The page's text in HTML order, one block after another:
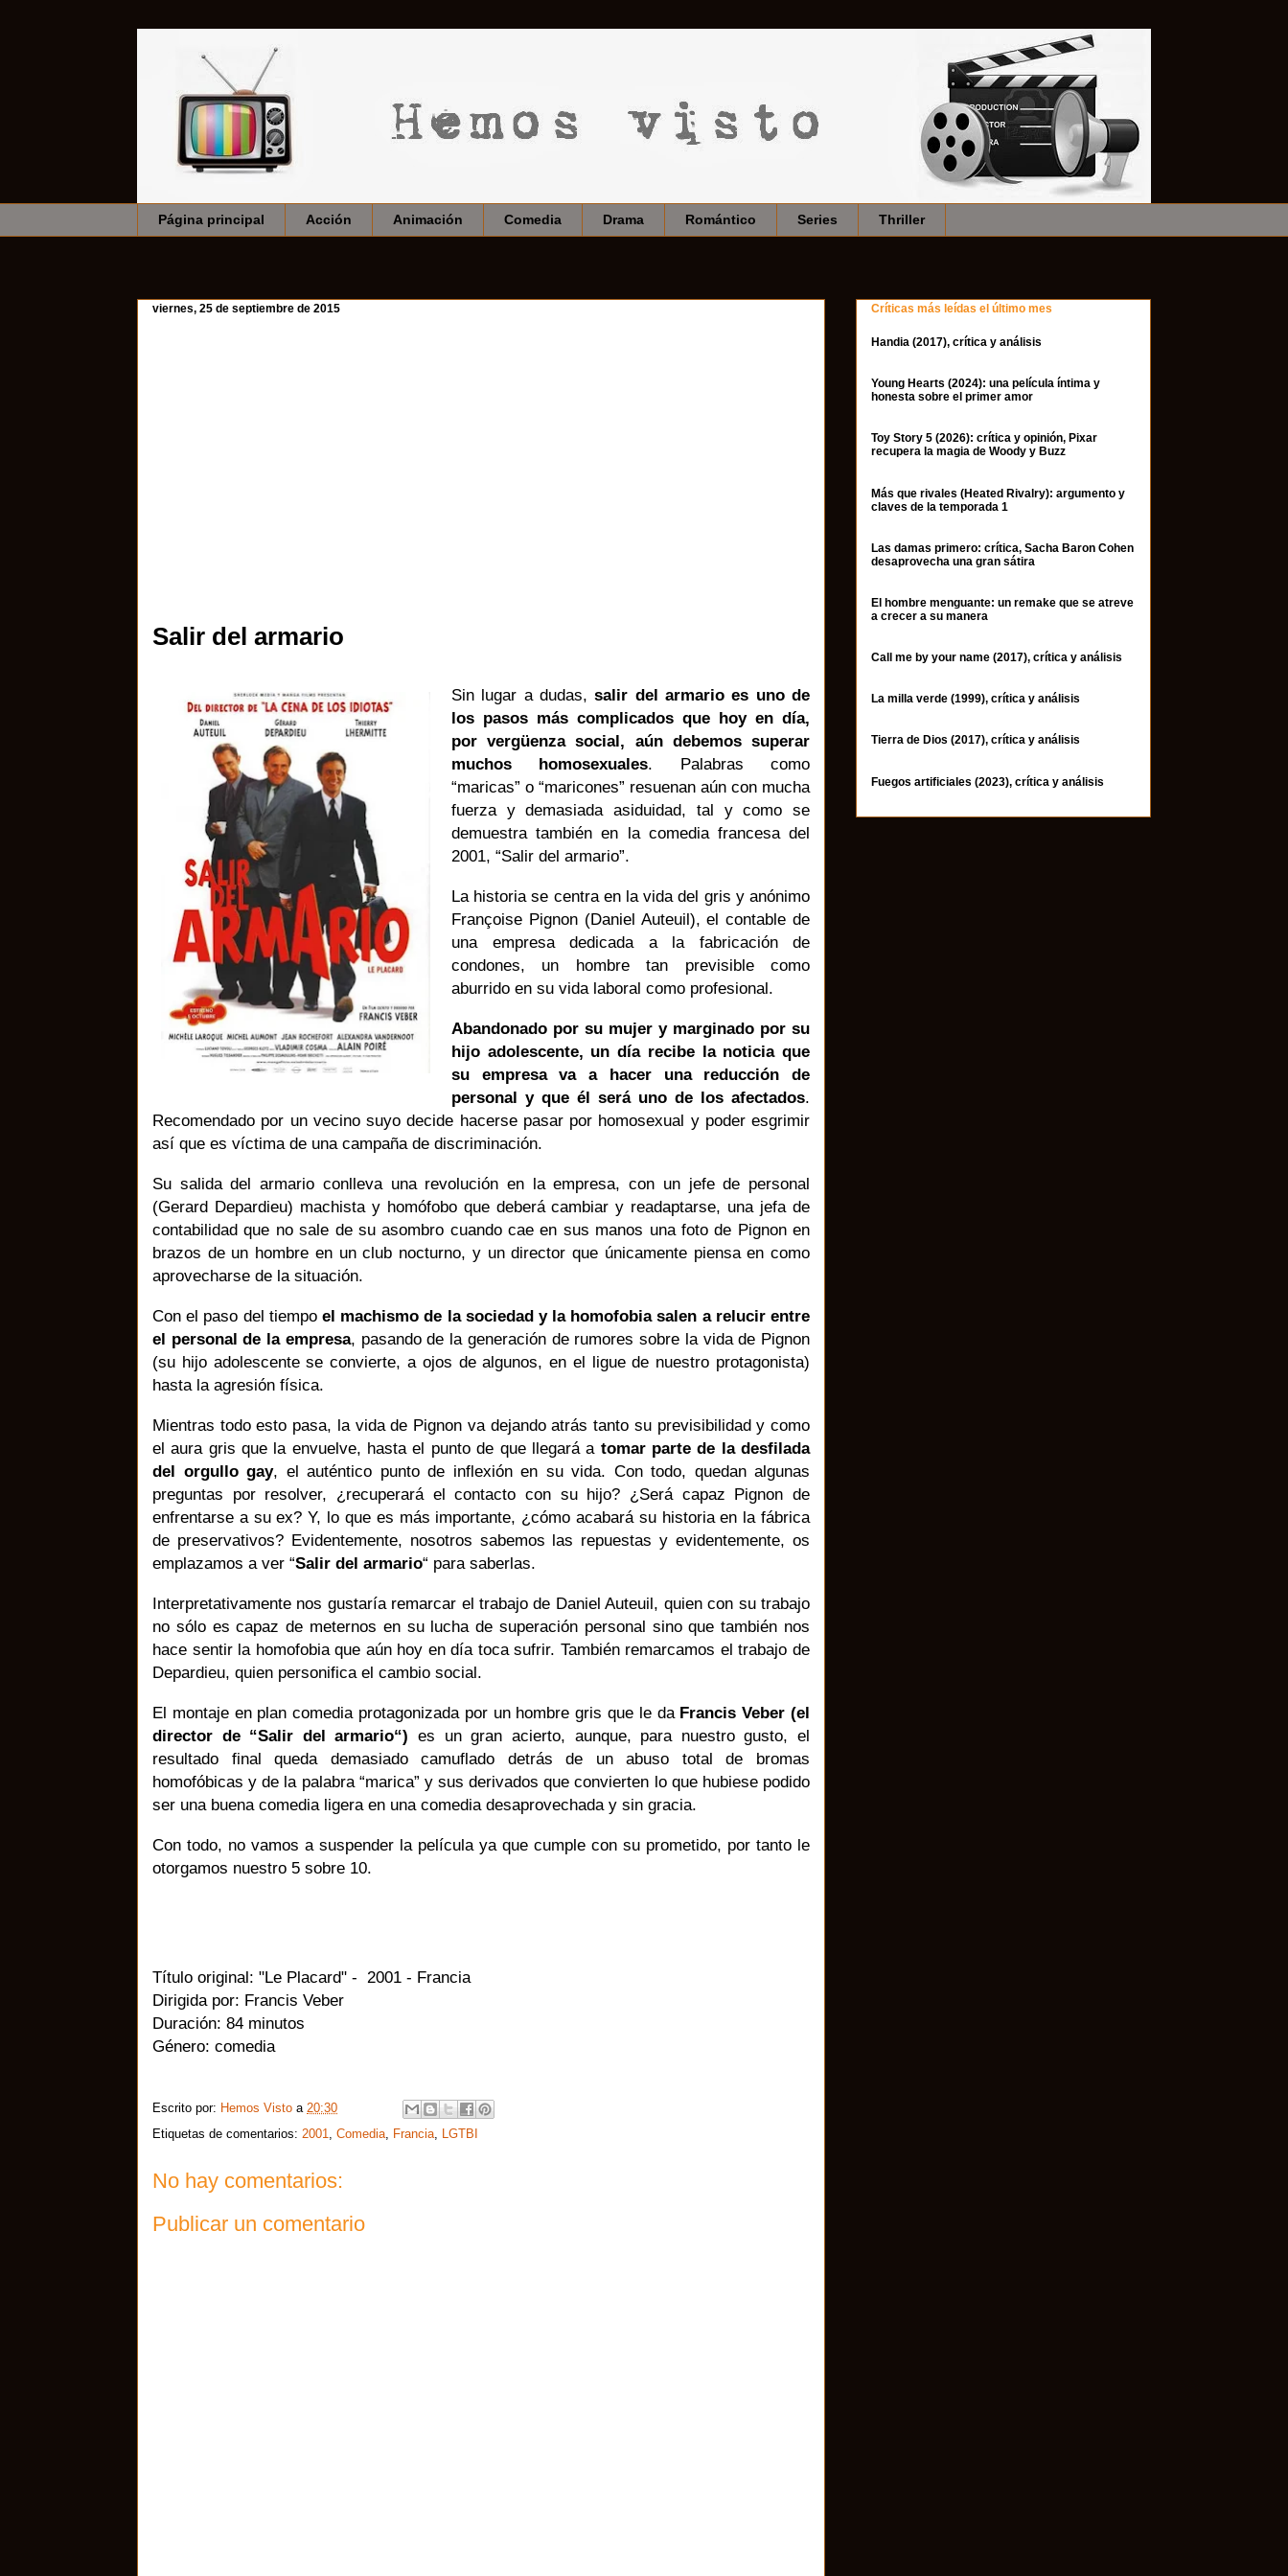
Página principal Acción Animación Comedia Drama Romántico Series Thriller
viernes, 25 de septiembre de 2015
Salir del armario
Sin lugar a dudas,salir del armario es uno de
los pasos más complicados que hoy en día,
por vergüenza social, aún debemos superar
muchos homosexuales. Palabras como
“maricas” o “maricones” resuenan aún con mucha
fuerza y demasiada asiduidad, tal y como se
demuestra también en la comedia francesa del
2001, “Salir del armario”.
La historia se centra en la vida del gris y anónimo
Françoise Pignon (Daniel Auteuil), el contable de
una empresa dedicada a la fabricación de
condones, un hombre tan previsible como
aburrido en su vida laboral como profesional.
Abandonado por su mujer y marginado por su
hijo adolescente, un día recibe la noticia que
su empresa va a hacer una reducción de
personal y que él será uno de los afectados.
Recomendado por un vecino suyo decide hacerse pasar por homosexual y poder esgrimir
así que es víctima de una campaña de discriminación.
Su salida del armario conlleva una revolución en la empresa, con un jefe de personal
(Gerard Depardieu) machista y homófobo que deberá cambiar y readaptarse, una jefa de
contabilidad que no sale de su asombro cuando cae en sus manos una foto de Pignon en
brazos de un hombre en un club nocturno, y un director que únicamente piensa en como
aprovecharse de la situación.
Con el paso del tiempo el machismo de la sociedad y la homofobia salen a relucir entre
el personal de la empresa, pasando de la generación de rumores sobre la vida de Pignon
(su hijo adolescente se convierte, a ojos de algunos, en el ligue de nuestro protagonista)
hasta la agresión física.
Mientras todo esto pasa, la vida de Pignon va dejando atrás tanto su previsibilidad y como
el aura gris que la envuelve, hasta el punto de que llegará a tomar parte de la desfilada
del orgullo gay, el auténtico punto de inflexión en su vida. Con todo, quedan algunas
preguntas por resolver, ¿recuperará el contacto con su hijo? ¿Será capaz Pignon de
enfrentarse a su ex? Y, lo que es más importante, ¿cómo acabará su historia en la fábrica
de preservativos? Evidentemente, nosotros sabemos las repuestas y evidentemente, os
emplazamos a ver “Salir del armario“ para saberlas.
Interpretativamente nos gustaría remarcar el trabajo de Daniel Auteuil, quien con su trabajo
no sólo es capaz de meternos en su lucha de superación personal sino que también nos
hace sentir la homofobia que aún hoy en día toca sufrir. También remarcamos el trabajo de
Depardieu, quien personifica el cambio social.
El montaje en plan comedia protagonizada por un hombre gris que le daFrancis Veber (el
director de “Salir del armario“) es un gran acierto, aunque, para nuestro gusto, el
resultado final queda demasiado camuflado detrás de un abuso total de bromas
homofóbicas y de la palabra “marica” y sus derivados que convierten lo que hubiese podido
ser una buena comedia ligera en una comedia desaprovechada y sin gracia.
Con todo, no vamos a suspender la película ya que cumple con su prometido, por tanto le
otorgamos nuestro 5 sobre 10.
Título original: "Le Placard" - 2001 - Francia
Dirigida por: Francis Veber
Duración: 84 minutos
Género: comedia
Escrito por: Hemos Visto a 20:30
Etiquetas de comentarios: 2001 Comedia Francia LGTBI
No hay comentarios:
Publicar un comentario
Críticas más leídas el último mes
Handia (2017), crítica y análisis
Young Hearts (2024): una película íntima y
honesta sobre el primer amor
Toy Story 5 (2026): crítica y opinión, Pixar
recupera la magia de Woody y Buzz
Más que rivales (Heated Rivalry): argumento y
claves de la temporada 1
Las damas primero: crítica, Sacha Baron Cohen
desaprovecha una gran sátira
El hombre menguante: un remake que se atreve
a crecer a su manera
Call me by your name (2017), crítica y análisis
La milla verde (1999), crítica y análisis
Tierra de Dios (2017), crítica y análisis
Fuegos artificiales (2023), crítica y análisis